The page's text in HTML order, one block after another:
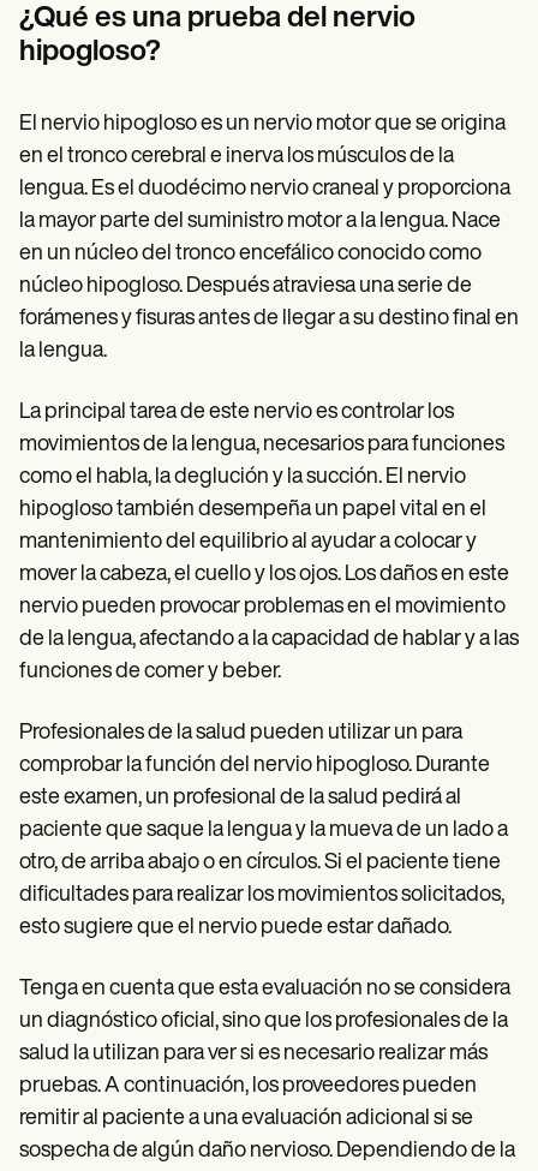
Help Center
Demos
Switch to Carepatron
Become a Partner
Why Carepatron?
Login
Get started
¿Qué es una prueba del nervio
hipogloso?
El nervio hipogloso es un nervio motor que se origina
en el tronco cerebral e inerva los músculos de la
lengua. Es el duodécimo nervio craneal y proporciona
la mayor parte del suministro motor a la lengua. Nace
en un núcleo del tronco encefálico conocido como
núcleo hipogloso. Después atraviesa una serie de
forámenes y fisuras antes de llegar a su destino final en
la lengua.
La principal tarea de este nervio es controlar los
movimientos de la lengua, necesarios para funciones
como el habla, la deglución y la succión. El nervio
hipogloso también desempeña un papel vital en el
mantenimiento del equilibrio al ayudar a colocar y
mover la cabeza, el cuello y los ojos. Los daños en este
nervio pueden provocar problemas en el movimiento
de la lengua, afectando a la capacidad de hablar y a las
funciones de comer y beber.
Profesionales de la salud pueden utilizar un para
comprobar la función del nervio hipogloso. Durante
este examen, un profesional de la salud pedirá al
paciente que saque la lengua y la mueva de un lado a
otro, de arriba abajo o en círculos. Si el paciente tiene
dificultades para realizar los movimientos solicitados,
esto sugiere que el nervio puede estar dañado.
Tenga en cuenta que esta evaluación no se considera
un diagnóstico oficial, sino que los profesionales de la
salud la utilizan para ver si es necesario realizar más
pruebas. A continuación, los proveedores pueden
remitir al paciente a una evaluación adicional si se
sospecha de algún daño nervioso. Dependiendo de la